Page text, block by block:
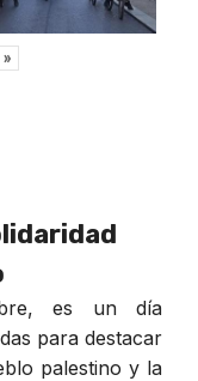
»
es un día
para destacar
palestino y la